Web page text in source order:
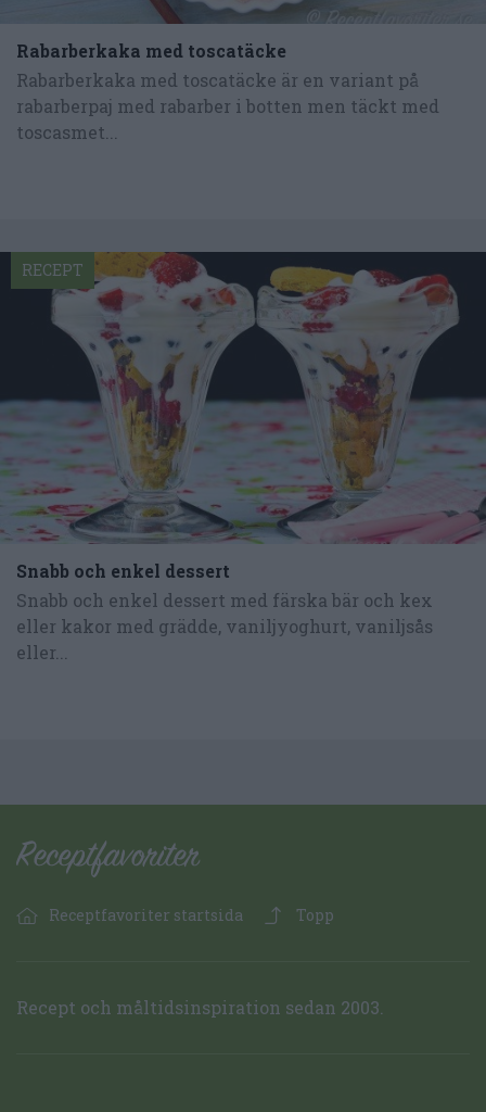
Rabarberkaka med toscatäcke
Rabarberkaka med toscatäcke är en variant på
rabarberpaj med rabarber i botten men täckt med
toscasmet...
Snabb och enkel dessert
Snabb och enkel dessert med färska bär och kex
eller kakor med grädde, vaniljyoghurt, vaniljsås
eller...
RECEPT
Receptfavoriter startsida Topp
Recept och måltidsinspiration sedan 2003.